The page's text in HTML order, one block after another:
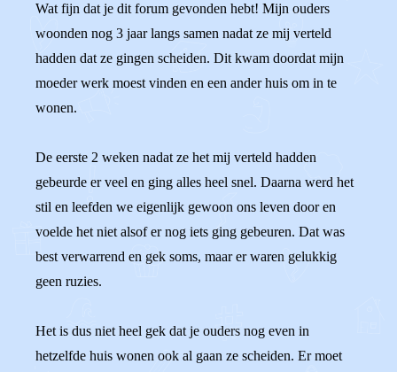
Wat fijn dat je dit forum gevonden hebt! Mijn ouders
woonden nog 3 jaar langs samen nadat ze mij verteld
hadden dat ze gingen scheiden. Dit kwam doordat mijn
moeder werk moest vinden en een ander huis om in te
wonen.
De eerste 2 weken nadat ze het mij verteld hadden
gebeurde er veel en ging alles heel snel. Daarna werd het
stil en leefden we eigenlijk gewoon ons leven door en
voelde het niet alsof er nog iets ging gebeuren. Dat was
best verwarrend en gek soms, maar er waren gelukkig
geen ruzies.
Het is dus niet heel gek dat je ouders nog even in
hetzelfde huis wonen ook al gaan ze scheiden. Er moet